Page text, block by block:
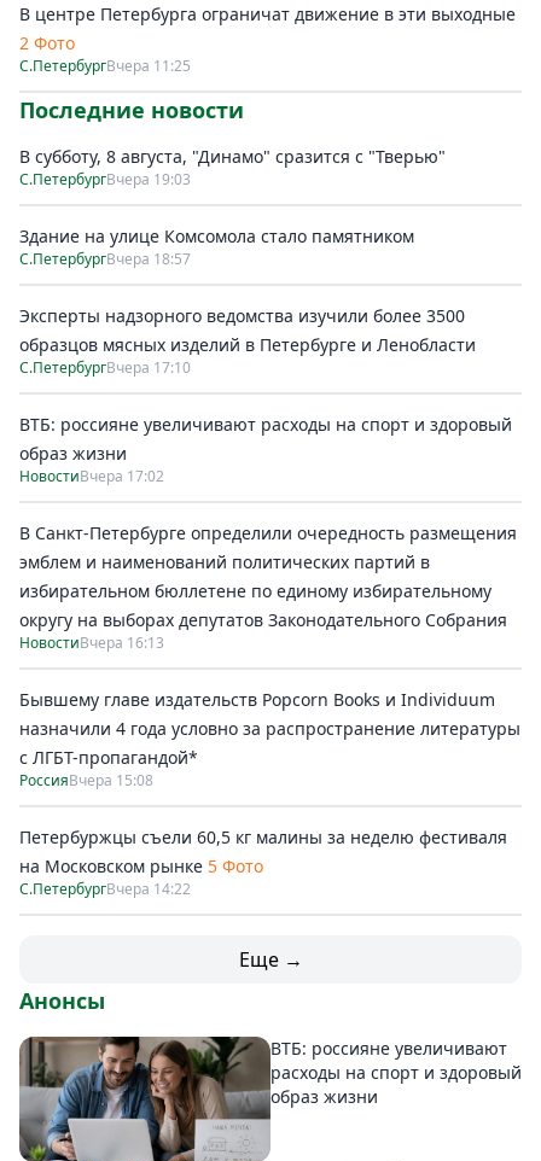
В центре Петербурга ограничат движение в эти выходные
2 Фото
С.ПетербургВчера 11:25
Последние новости
В субботу, 8 августа, "Динамо" сразится с "Тверью"
С.ПетербургВчера 19:03
Здание на улице Комсомола стало памятником
С.ПетербургВчера 18:57
Эксперты надзорного ведомства изучили более 3500
образцов мясных изделий в Петербурге и Ленобласти
С.ПетербургВчера 17:10
ВТБ: россияне увеличивают расходы на спорт и здоровый
образ жизни
НовостиВчера 17:02
В Санкт-Петербурге определили очередность размещения
эмблем и наименований политических партий в
избирательном бюллетене по единому избирательному
округу на выборах депутатов Законодательного Собрания
НовостиВчера 16:13
Бывшему главе издательств Popcorn Books и Individuum
назначили 4 года условно за распространение литературы
с ЛГБТ-пропагандой*
РоссияВчера 15:08
Петербуржцы съели 60,5 кг малины за неделю фестиваля
на Московском рынке 5 Фото
С.ПетербургВчера 14:22
Еще →
Анонсы
ВТБ: россияне увеличивают
расходы на спорт и здоровый
образ жизни